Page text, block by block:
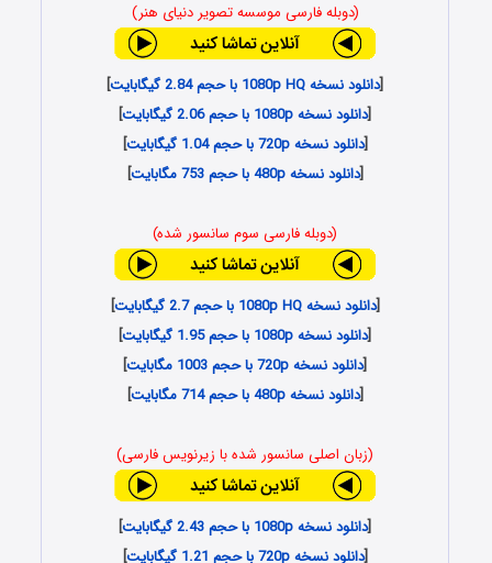
(دوبله فارسی موسسه تصویر دنیای هنر)
[دانلود نسخه 1080p HQ با حجم 2.84 گیگابایت
]
[دانلود نسخه 1080p با حجم 2.06 گیگابایت
]
[دانلود نسخه 720p با حجم 1.04 گیگابایت
]
[دانلود نسخه 480p با حجم 753 مگابایت ]
(دوبله فارسی سوم سانسور شده)
[دانلود نسخه 1080p HQ با حجم 2.7 گیگابایت
]
[دانلود نسخه 1080p با حجم 1.95 گیگابایت
]
[دانلود نسخه 720p با حجم 1003 مگابایت
]
[دانلود نسخه 480p با حجم 714 مگابایت ]
(زبان اصلی سانسور شده با زیرنویس فارسی)
[دانلود نسخه 1080p با حجم 2.43 گیگابایت
]
[دانلود نسخه 720p با حجم 1.21 گیگابایت
]